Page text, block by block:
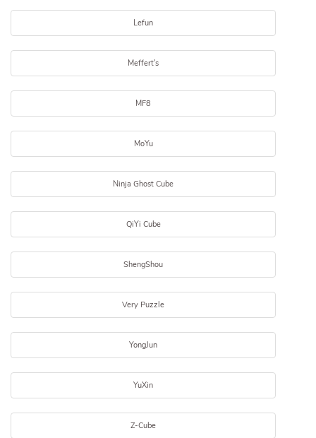
Lefun
Meffert's
MF8
MoYu
Ninja Ghost Cube
QiYi Cube
ShengShou
Very Puzzle
YongJun
YuXin
Z-Cube